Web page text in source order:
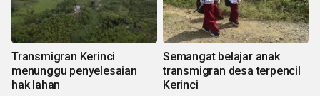
Transmigran Kerinci
menunggu penyelesaian
hak lahan
Semangat belajar anak
transmigran desa terpencil
Kerinci